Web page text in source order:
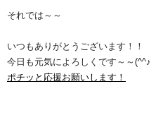
それでは～～
いつもありがとうございます！！
今日も元気によろしくです～～(^^♪
ポチッと応援お願いします！